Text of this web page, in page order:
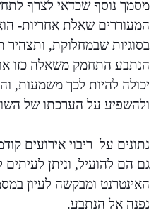
מסמך נוסף שכדאי לצרף
המעוררים שאלת אחריות-
בסוגיות שבמחלוקת,
הנתבע התחמק משאלה כזו
יכולה להיות לכך משמעות,
ולהשפיע על הערכתו של
נתונים על ריבוי אירועים
גם הם להועיל, וניתן
האינטרנט ומבקשה לעיון
נפנה אל הנתבע.